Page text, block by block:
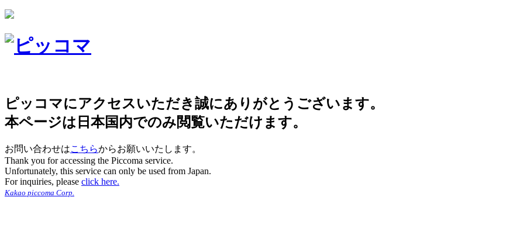
ピッコマにアクセスいただき誠にありがとうございます。
本ページは日本国内でのみ閲覧いただけます。
お問い合わせはこちらからお願いいたします。
Thank you for accessing the Piccoma service.
Unfortunately, this service can only be used from Japan.
For inquiries, please click here.
Kakao piccoma Corp.